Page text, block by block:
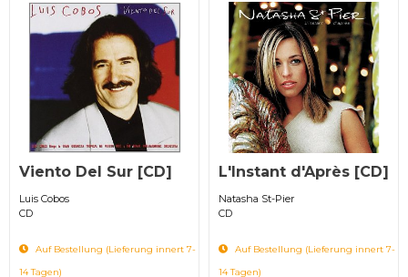
Viento Del Sur [CD]
Luis Cobos
CD
Auf Bestellung (Lieferung innert 7-
14 Tagen)
L'Instant d'Après [CD]
Natasha St-Pier
CD
Auf Bestellung (Lieferung innert 7-
14 Tagen)